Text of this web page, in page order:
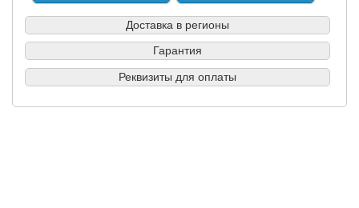
Доставка в регионы
Гарантия
Реквизиты для оплаты